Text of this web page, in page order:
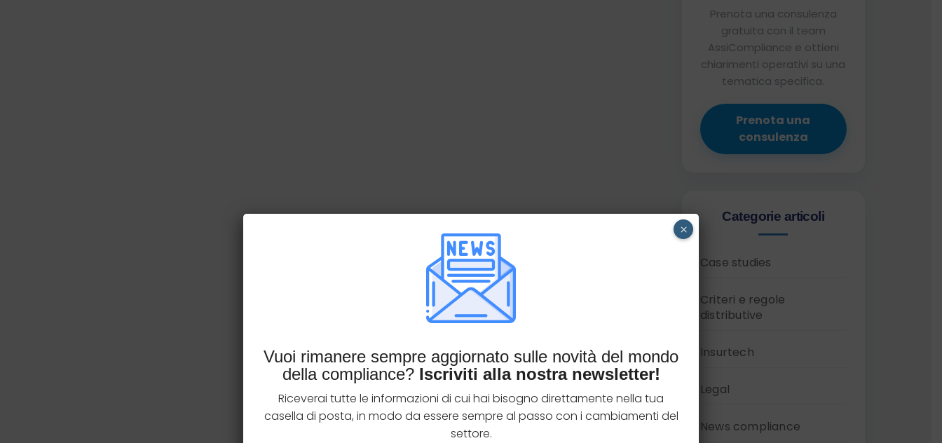
Prenota una consulenza
gratuita con il team
AssiCompliance e ottieni
chiarimenti operativi su una
tematica specifica.
Prenota una
consulenza
Categorie articoli
Case studies
Criteri e regole
distributive
Insurtech
Legal
News compliance
Vuoi rimanere sempre aggiornato sulle novità del mondo
della compliance? Iscriviti alla nostra newsletter!
Riceverai tutte le informazioni di cui hai bisogno direttamente nella tua
casella di posta, in modo da essere sempre al passo con i cambiamenti del
settore.
×